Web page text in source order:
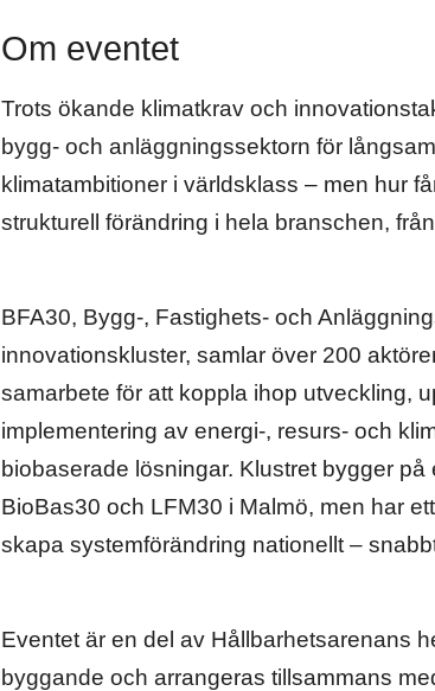
Om eventet
Trots ökande klimatkrav och
bygg- och anläggningssektorn för
klimatambitioner i världsklass – men hur
strukturell förändring i hela branschen,
BFA30, Bygg-, Fastighets- och
innovationskluster, samlar över 200
samarbete för att koppla ihop utveckling,
implementering av energi-, resurs- och
biobaserade lösningar. Klustret bygger på
BioBas30 och LFM30 i Malmö, men har
skapa systemförändring nationellt –
Eventet är en del av Hållbarhetsarenans
byggande och arrangeras tillsammans